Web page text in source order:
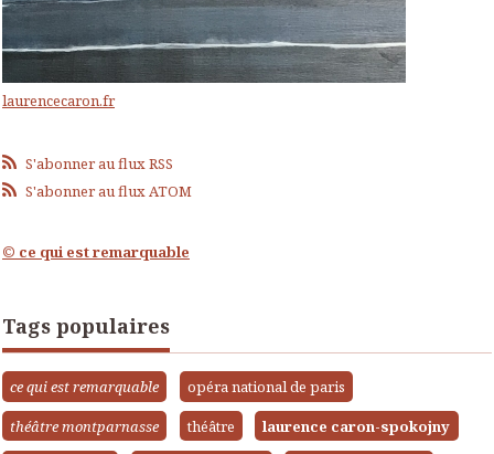
laurencecaron.fr
S'abonner au flux RSS
S'abonner au flux ATOM
© ce qui est remarquable
Tags populaires
ce qui est remarquable
opéra national de paris
théâtre montparnasse
théâtre
laurence caron-spokojny